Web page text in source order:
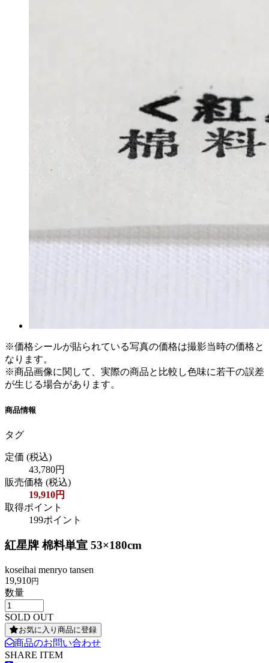
※価格シールが貼られている写真の価格は撮影当時の価格と
なります。
※商品画像に関して、実際の商品と比較し色味に若干の誤差
が生じる場合があります。
商品情報
タグ
定価 (税込)
43,780円
販売価格 (税込)
19,910円
取得ポイント
199ポイント
紅星牌 棉料単宣 53×180cm
koseihai menryo tansen
19,910円
数量
SOLD OUT
お気に入り商品に登録
商品のお問い合わせ
SHARE ITEM